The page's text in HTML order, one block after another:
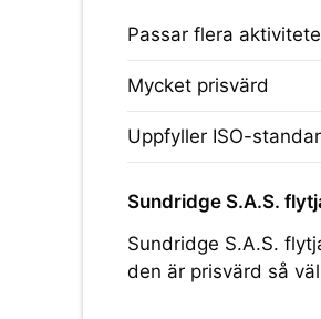
Passar flera
Mycket prisvärd
Uppfyller ISO-
Sundridge S.A.S.
Sundridge S.A.S.
den är prisvärd så